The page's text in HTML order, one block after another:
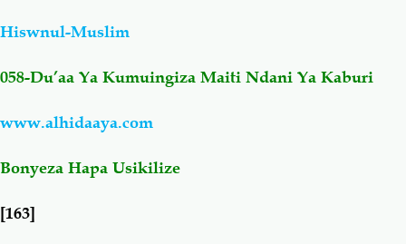
Shirki & Kufru
Hiswnul-Muslim
058-Du’aa Ya Kumuingiza Maiti Ndani Ya Kaburi
www.alhidaaya.com
Bonyeza Hapa Usikilize
[163]